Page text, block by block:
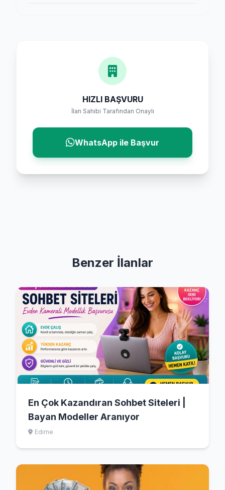
HIZLI BAŞVURU
İlan Sahibi Tarafından Onaylı
WhatsApp ile Başvur
Benzer İlanlar
En Çok Kazandıran Sohbet Siteleri |
Bayan Modeller Aranıyor
Edirne